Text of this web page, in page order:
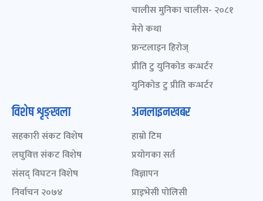
चालीस मुनिका चालीस- २०८१
मेरो कथा
फ्रन्टलाइन हिरोज्
प्रीति टु युनिकोड कन्भर्टर
युनिकोड टु प्रीति कन्भर्टर
विशेष शृङ्खला
सहकारी संकट विशेष
लघुवित्त संकट विशेष
संसद् विघटन विशेष
निर्वाचन २०७४
अनलाइनखबर
हाम्रो टिम
प्रयोगका सर्त
विज्ञापन
प्राइभेसी पोलिसी